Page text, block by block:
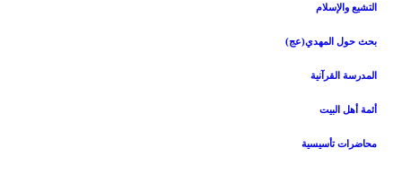
التشیع والإسلام
بحث حول المهدي(عج)
المدرسة القرآنیة
أئمة أهل البیت
محاضرات تأسیسیة